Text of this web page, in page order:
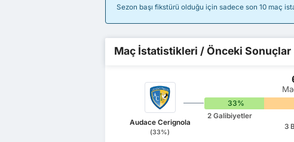
Sezon başı fikstürü olduğu için sadece son 10 maç
Maç İstatistikleri / Önceki Sonuçlar
Audace Cerignola
(33%)
33%
2 Galibiyetler
3